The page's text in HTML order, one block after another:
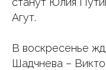
Агут.
В воскресенье
Шадчнева –